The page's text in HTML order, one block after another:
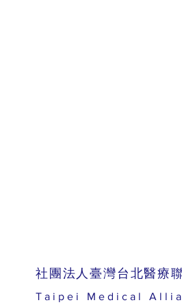
社團法人臺灣台北醫療
Taipei Medical